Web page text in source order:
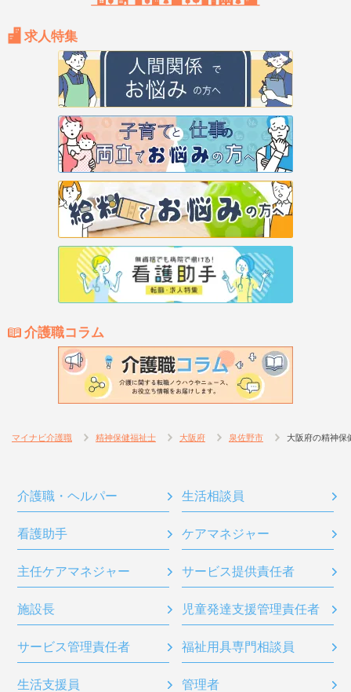
求人特集
介護職コラム
マイナビ介護職 精神保健福祉士 大阪府 泉佐野市 大阪府の精神保
介護職・ヘルパー 生活相談員
看護助手 ケアマネジャー
主任ケアマネジャー サービス提供責任者
施設長 児童発達支援管理責任者
サービス管理責任者 福祉用具専門相談員
生活支援員 管理者